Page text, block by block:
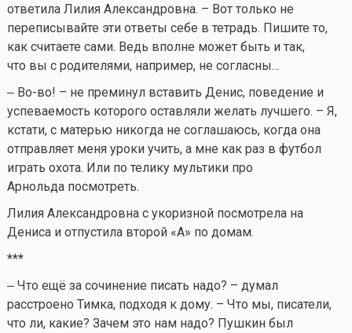
ответила Лилия Александровна. – Вот только не
переписывайте эти ответы себе в тетрадь. Пишите то,
как считаете сами. Ведь вполне может быть и так,
что вы с родителями, например, не согласны…
‒ Во-во! – не преминул вставить Денис, поведение и
успеваемость которого оставляли желать лучшего. – Я,
кстати, с матерью никогда не соглашаюсь, когда она
отправляет меня уроки учить, а мне как раз в футбол
играть охота. Или по телику мультики про
Арнольда посмотреть.
Лилия Александровна с укоризной посмотрела на
Дениса и отпустила второй «А» по домам.
***
‒ Что ещё за сочинение писать надо? – думал
расстроено Тимка, подходя к дому. – Что мы, писатели,
что ли, какие? Зачем это нам надо? Пушкин был